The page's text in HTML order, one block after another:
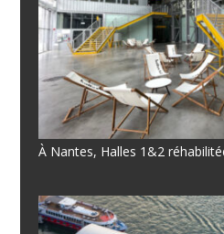
À Nantes, Halles 1&2